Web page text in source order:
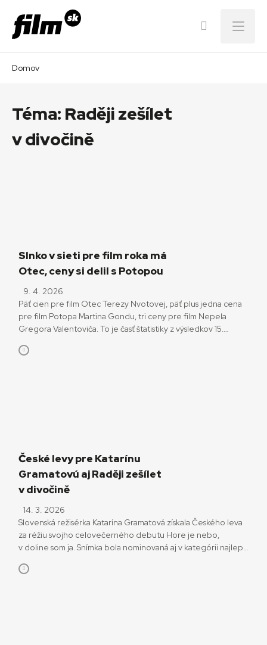
Menu
Domov
Téma: Raději zešílet
v divočině
Slnko v sieti pre film roka má
Otec, ceny si delil s Potopou
9. 4. 2026
Päť cien pre film Otec Terezy Nvotovej, päť plus jedna cena
pre film Potopa Martina Gondu, tri ceny pre film Nepela
Gregora Valentoviča. To je časť štatistiky z výsledkov 15.
rok 2025. Ocenení a ocenené si ich prevzali počas
České levy pre Katarínu
Gramatovú aj Raději zešílet
v divočině
14. 3. 2026
Slovenská režisérka Katarína Gramatová získala Českého leva
za réžiu svojho celovečerného debutu Hore je nebo,
v doline som ja. Snímka bola nominovaná aj v kategórii najlepší
Najlepším celovečerným hraným filmom roka sa podľa